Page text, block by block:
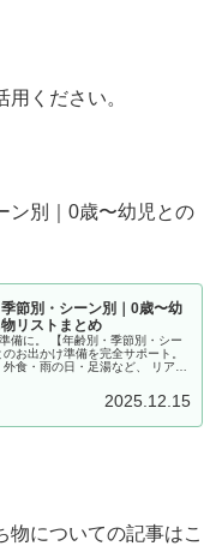
ください。
ン別｜0歳〜幼児との
季節別・シーン別｜0歳〜幼
リストまとめ
備に。 【年齢別・季節別・シー
お出かけ準備を完全サポート。
食・雨の日・足湯など、 リアル
2025.12.15
物についての記事はこ